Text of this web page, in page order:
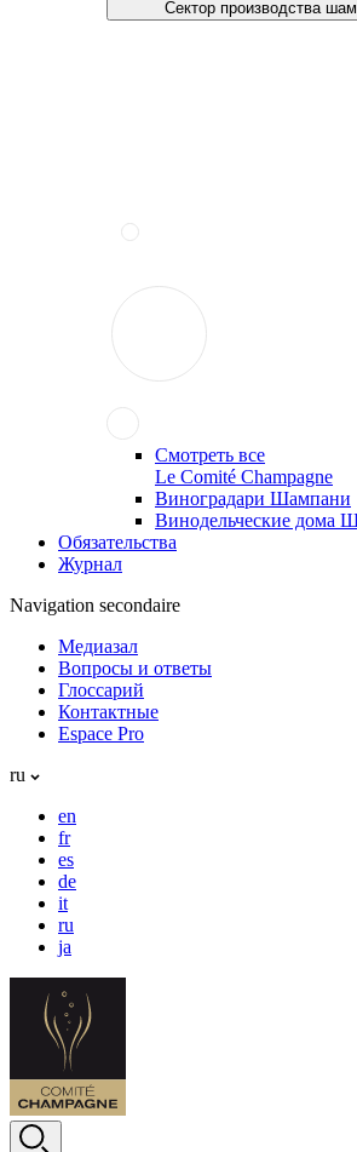
Сектор производства
Смотреть все
Le Comité Champagne
Виноградари Шампани
Винодельческие дома
Обязательства
Журнал
Navigation secondaire
Медиазал
Вопросы и ответы
Глоссарий
Контактные
Espace Pro
ru
en
fr
es
de
it
ru
ja